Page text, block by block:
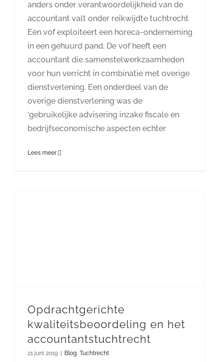
anders onder verantwoordelijkheid van de
accountant valt onder reikwijdte tuchtrecht
Een vof exploiteert een horeca-onderneming
in een gehuurd pand. De vof heeft een
accountant die samenstelwerkzaamheden
voor hun verricht in combinatie met overige
dienstverlening. Een onderdeel van de
overige dienstverlening was de
‘gebruikelijke advisering inzake fiscale en
bedrijfseconomische aspecten echter
Lees meer
Opdrachtgerichte
kwaliteitsbeoordeling en het
accountantstuchtrecht
21 juni 2019 | Blog, Tuchtrecht